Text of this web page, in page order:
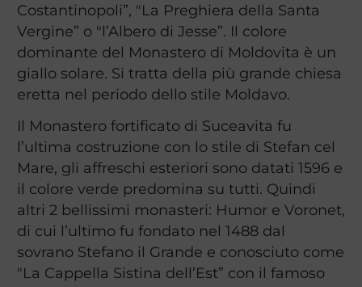
Costantinopoli”, "La Preghiera della Santa
Vergine” o "l’Albero di Jesse”. Il colore
dominante del Monastero di Moldovita è un
giallo solare. Si tratta della più grande chiesa
eretta nel periodo dello stile Moldavo.
Il Monastero fortificato di Suceavita fu
l’ultima costruzione con lo stile di Stefan cel
Mare, gli affreschi esteriori sono datati 1596 e
il colore verde predomina su tutti. Quindi
altri 2 bellissimi monasteri: Humor e Voronet,
di cui l’ultimo fu fondato nel 1488 dal
sovrano Stefano il Grande e conosciuto come
"La Cappella Sistina dell’Est” con il famoso